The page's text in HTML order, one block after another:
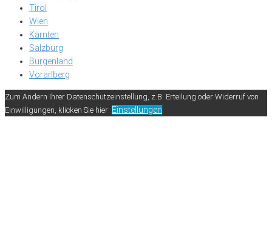
Tirol
Wien
Kärnten
Salzburg
Burgenland
Vorarlberg
Zum Ändern Ihrer Datenschutzeinstellung, z.B. Erteilung oder Widerruf von
Einwilligungen, klicken Sie hier: Einstellungen